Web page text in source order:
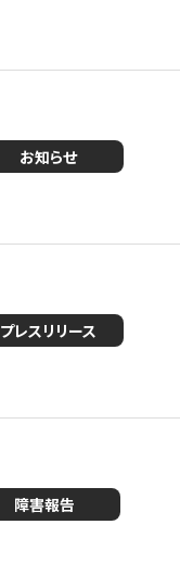
お知らせ
プレスリリース
障害報告